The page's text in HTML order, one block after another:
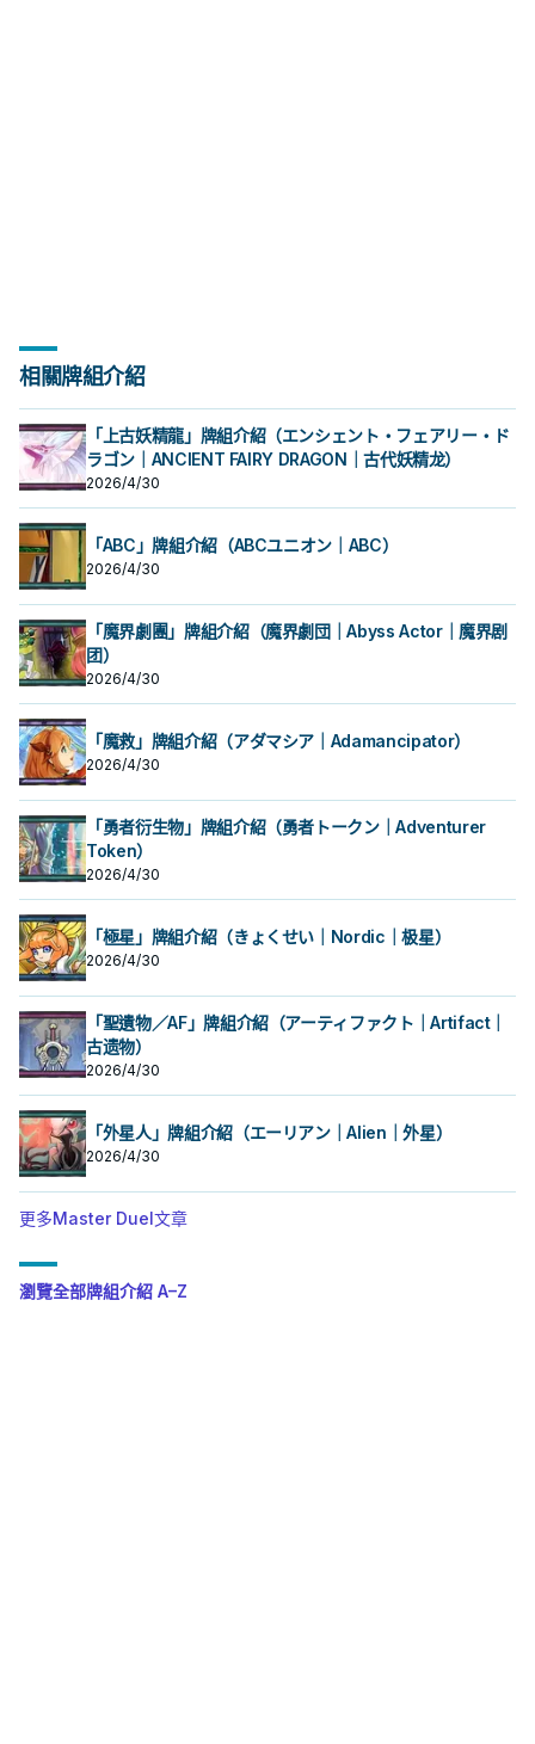
相關牌組介紹
「上古妖精龍」牌組介紹（エンシェント・フェアリー・ド
ラゴン｜ANCIENT FAIRY DRAGON｜古代妖精龙）
2026/4/30
「ABC」牌組介紹（ABCユニオン｜ABC）
2026/4/30
「魔界劇團」牌組介紹（魔界劇団｜Abyss Actor｜魔界剧
团）
2026/4/30
「魔救」牌組介紹（アダマシア｜Adamancipator）
2026/4/30
「勇者衍生物」牌組介紹（勇者トークン｜Adventurer
Token）
2026/4/30
「極星」牌組介紹（きょくせい｜Nordic｜极星）
2026/4/30
「聖遺物／AF」牌組介紹（アーティファクト｜Artifact｜
古遗物）
2026/4/30
「外星人」牌組介紹（エーリアン｜Alien｜外星）
2026/4/30
更多Master Duel文章
瀏覽全部牌組介紹 A–Z